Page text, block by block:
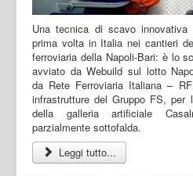
Una tecnica di scavo
prima volta in Italia nei cantieri
ferroviaria della Napoli-Bari: è lo
avviato da Webuild sul lotto
da Rete Ferroviaria Italiana –
infrastrutture del Gruppo FS,
della galleria artificiale
parzialmente sottofalda.
Leggi tutto...